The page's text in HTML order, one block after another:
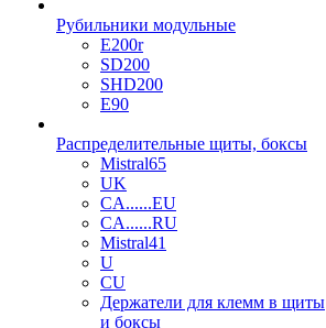
Рубильники модульные
E200r
SD200
SHD200
E90
Распределительные щиты, боксы
Mistral65
UK
CA......EU
CA......RU
Mistral41
U
CU
Держатели для клемм в щиты
и боксы